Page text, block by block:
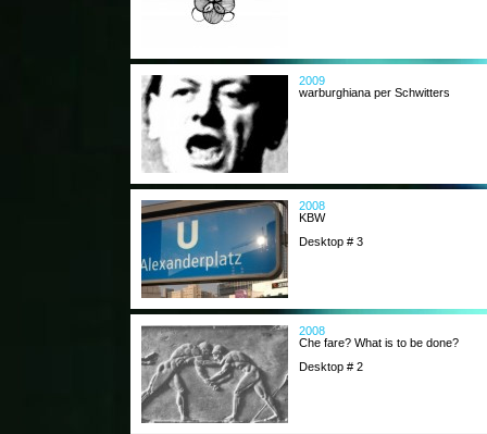
2009
warburghiana per Schwitters
2008
KBW
Desktop # 3
2008
Che fare? What is to be done?
Desktop # 2